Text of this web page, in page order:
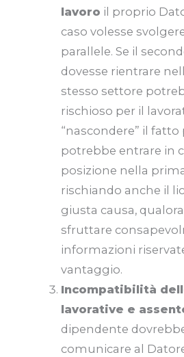
lavoro il proprio
caso volesse
parallele. Se il
dovesse rientrare
stesso settore
rischioso per il
“nascondere” il fatto
potrebbe entrare in
posizione nella
rischiando anche il
giusta causa,
sfruttare
informazioni
vantaggio.
Incompatibilità
lavorative e
dipendente
comunicare al